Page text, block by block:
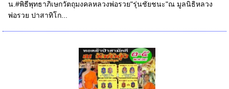
น.#พิธีพุทธาภิเษกวัตถุมงคลหลวงพ่อรวย"รุ่นชัยชนะ"ณ มูลนิธิหลวง
พ่อรวย ปาสาทิโก...